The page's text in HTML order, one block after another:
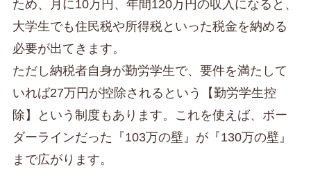
ため、月に10万円、年間120万円の収入になると、
大学生でも住民税や所得税といった税金を納める
必要が出てきます。
ただし納税者自身が勤労学生で、要件を満たして
いれば27万円が控除されるという【勤労学生控
除】という制度もあります。これを使えば、ボー
ダーラインだった『103万の壁』が『130万の壁』
まで広がります。